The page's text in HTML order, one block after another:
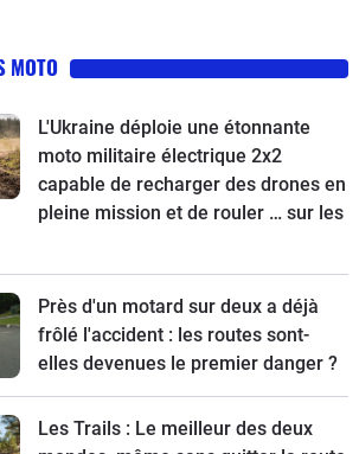
MOTO
L'Ukraine déploie une étonnante
moto militaire électrique 2x2
capable de recharger des drones en
pleine mission et de rouler … sur les
Près d'un motard sur deux a déjà
frôlé l'accident : les routes sont-
elles devenues le premier danger ?
Les Trails : Le meilleur des deux